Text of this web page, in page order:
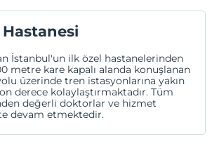
İstanbul'un ilk özel hastanelerinden
metre kare kapalı alanda konuşlanan
üzerinde tren istasyonlarına yakın
derece kolaylaştırmaktadır. Tüm
değerli doktorlar ve hizmet
devam etmektedir.